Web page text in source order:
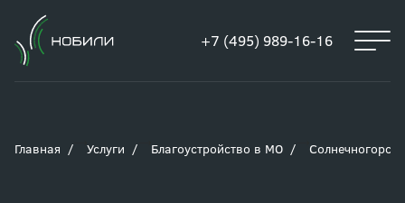
+7 (495) 989-16-16
Главная Услуги Благоустройство в МО Солнечногорск